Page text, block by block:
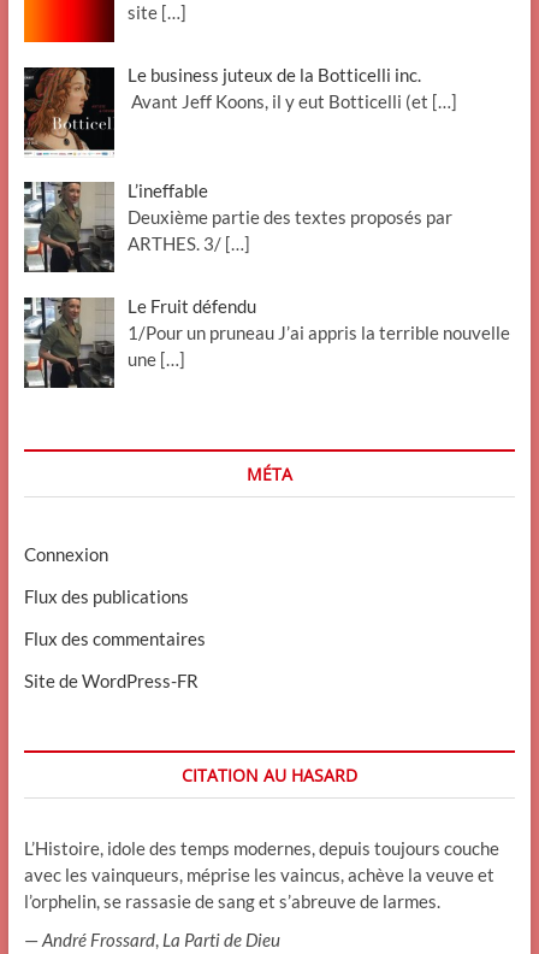
site […]
Le business juteux de la Botticelli inc.
Avant Jeff Koons, il y eut Botticelli (et […]
L’ineffable
Deuxième partie des textes proposés par
ARTHES. 3/ […]
Le Fruit défendu
1/Pour un pruneau J’ai appris la terrible nouvelle
une […]
MÉTA
Connexion
Flux des publications
Flux des commentaires
Site de WordPress-FR
CITATION AU HASARD
L’Histoire, idole des temps modernes, depuis toujours couche
avec les vainqueurs, méprise les vaincus, achève la veuve et
l’orphelin, se rassasie de sang et s’abreuve de larmes.
—André Frossard, La Parti de Dieu